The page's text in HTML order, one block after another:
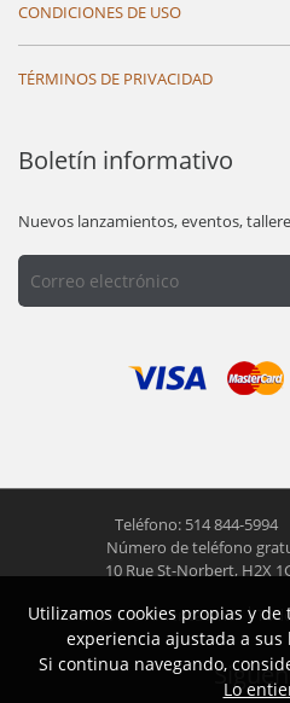
CONDICIONES DE USO
TÉRMINOS DE PRIVACIDAD
Boletín informativo
Nuevos lanzamientos, eventos,
Teléfono: 514 844-5994
Número de teléfono
10 Rue St-Norbert, H2X
© 2026 Las Americas inc.
Utilizamos cookies propias y
experiencia ajustada a sus
Si continua navegando,
Lo